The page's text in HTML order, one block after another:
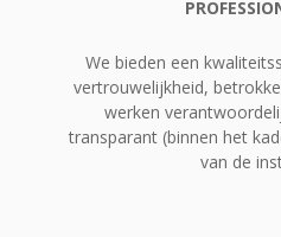
We bieden een
vertrouwelijkheid,
werken
transparant (binnen het
van de